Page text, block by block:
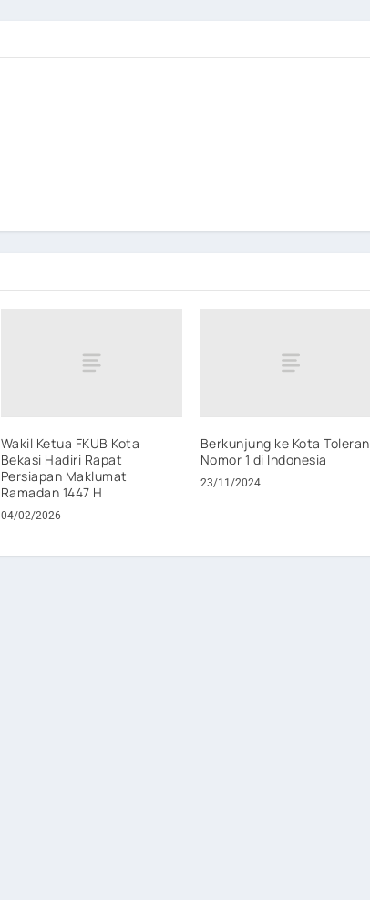
Wakil Ketua FKUB Kota
Bekasi Hadiri Rapat
Persiapan Maklumat
Ramadan 1447 H
04/02/2026
Berkunjung ke Kota Toleran
Nomor 1 di Indonesia
23/11/2024